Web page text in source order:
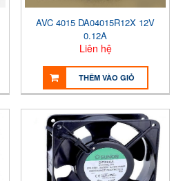
AVC 4015 DA04015R12X 12V
0.12A
Liên hệ
THÊM VÀO GIỎ